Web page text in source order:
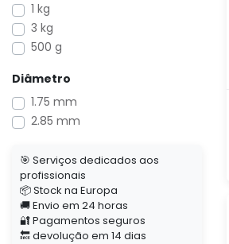
1 kg
3 kg
500 g
Diâmetro
1.75 mm
2.85 mm
🎯 Serviços dedicados aos
profissionais
📦 Stock na Europa
🚚 Envio em 24 horas
🔐 Pagamentos seguros
🔙 devolução em 14 dias